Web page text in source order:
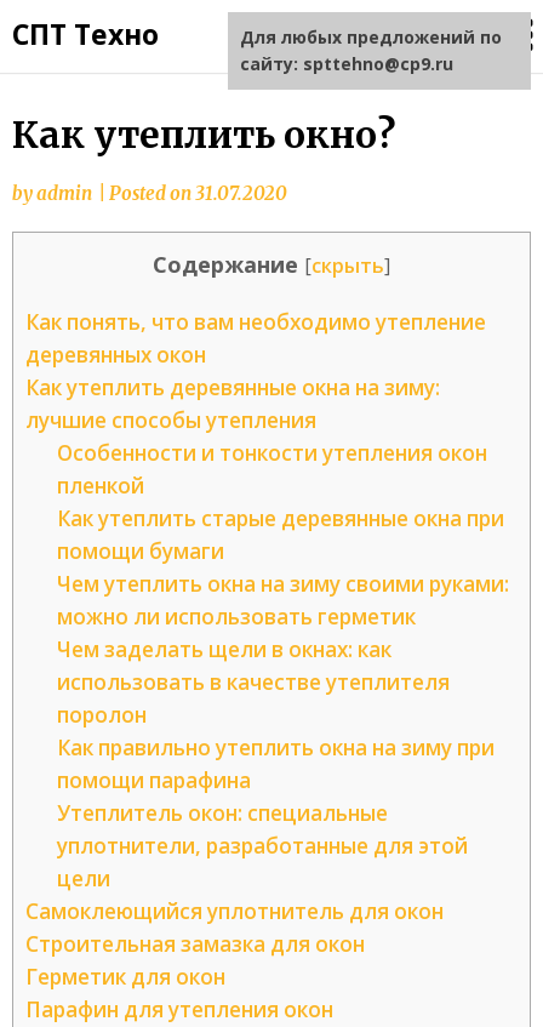
СПТ Техно
Как утеплить окно?
byadmin Posted on31.07.2020
Содержание [скрыть]
Как понять, что вам необходимо утепление
деревянных окон
Как утеплить деревянные окна на зиму:
лучшие способы утепления
Особенности и тонкости утепления окон
пленкой
Как утеплить старые деревянные окна при
помощи бумаги
Чем утеплить окна на зиму своими руками:
можно ли использовать герметик
Чем заделать щели в окнах: как
использовать в качестве утеплителя
поролон
Как правильно утеплить окна на зиму при
помощи парафина
Утеплитель окон: специальные
уплотнители, разработанные для этой
цели
Самоклеющийся уплотнитель для окон
Строительная замазка для окон
Герметик для окон
Парафин для утепления окон
Для любых предложений по
сайту: spttehno@cp9.ru